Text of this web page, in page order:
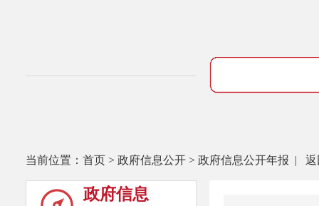
当前位置： 首页 > 政府信息公开 > 政府信息公开年报 | 返
政府信息